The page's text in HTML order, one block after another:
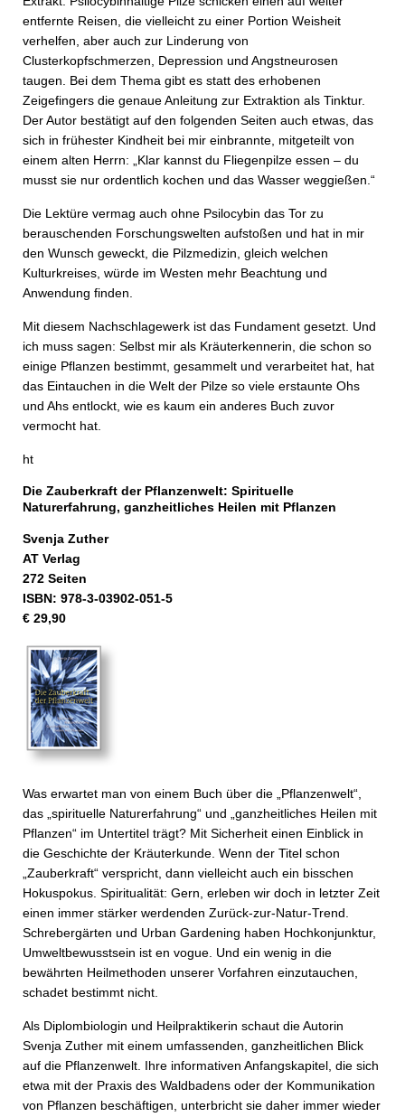
entfernte Reisen, die vielleicht zu einer Portion Weisheit
verhelfen, aber auch zur Linderung von
Clusterkopfschmerzen, Depression und Angst­neurosen
taugen. Bei dem Thema gibt es statt des erhobenen
Zeigefingers die genaue Anleitung zur Extraktion als Tinktur.
Der Autor bestätigt auf den folgenden Seiten auch etwas, das
sich in frühester Kindheit bei mir einbrannte, mitgeteilt von
einem alten Herrn: „Klar kannst du Fliegenpilze essen – du
musst sie nur ordentlich kochen und das Wasser weggießen.“
Die Lektüre vermag auch ohne Psilocybin das Tor zu
berauschenden Forschungswelten aufstoßen und hat in mir
den Wunsch geweckt, die Pilzmedizin, gleich welchen
Kulturkreises, würde im Westen mehr Beachtung und
Anwendung finden.
Mit diesem Nachschlagewerk ist das Fundament gesetzt. Und
ich muss sagen: Selbst mir als Kräuterkennerin, die schon so
einige Pflanzen bestimmt, gesammelt und verarbeitet hat, hat
das Eintauchen in die Welt der Pilze so viele erstaunte Ohs
und Ahs entlockt, wie es kaum ein anderes Buch zuvor
vermocht hat.
ht
Die Zauberkraft der Pflanzenwelt: Spirituelle
Naturerfahrung, ganzheitliches Heilen mit Pflanzen
Svenja Zuther
AT Verlag
272 Seiten
ISBN: 978-3-03902-051-5
€ 29,90
Was erwartet man von einem Buch über die „Pflanzenwelt“,
das „spirituelle Naturerfahrung“ und „ganzheitliches Heilen mit
Pflanzen“ im Untertitel trägt? Mit Sicherheit einen Einblick in
die Geschichte der Kräuterkunde. Wenn der Titel schon
„Zauberkraft“ verspricht, dann vielleicht auch ein bisschen
Hokuspokus. Spiritualität: Gern, erleben wir doch in letzter Zeit
einen immer stärker werdenden Zurück-zur-Natur-Trend.
Schrebergärten und Urban Gardening haben Hochkonjunktur,
Umweltbewusstsein ist en vogue. Und ein wenig in die
bewährten Heilmethoden unserer Vorfahren einzutauchen,
schadet bestimmt nicht.
Als Diplombiologin und Heilpraktikerin schaut die Autorin
Svenja Zuther mit einem umfassenden, ganzheitlichen Blick
auf die Pflanzenwelt. Ihre informativen Anfangskapitel, die sich
etwa mit der Praxis des Waldbadens oder der Kommunikation
von Pflanzen beschäftigen, unterbricht sie daher immer wieder